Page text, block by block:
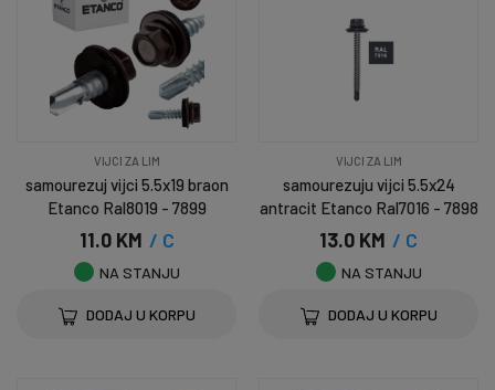
VIJCI ZA LIM
samourezuj vijci 5.5x19 braon
Etanco Ral8019 - 7899
11.0 KM / C
NA STANJU
DODAJ U KORPU
VIJCI ZA LIM
samourezuju vijci 5.5x24
antracit Etanco Ral7016 - 7898
13.0 KM / C
NA STANJU
DODAJ U KORPU